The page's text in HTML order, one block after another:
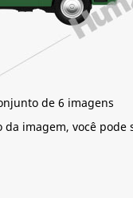
de 6 imagens
imagem, você